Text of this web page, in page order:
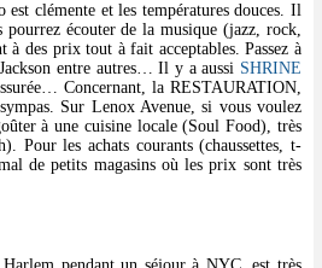
clémente et les températures douces. Il
pourrez écouter de la musique (jazz, rock,
des prix tout à fait acceptables. Passez à
entre autres… Il y a aussi SHRINE
Concernant, la RESTAURATION,
Sur Lenox Avenue, si vous voulez
à une cuisine locale (Soul Food), très
Pour les achats courants (chaussettes, t-
de petits magasins où les prix sont très